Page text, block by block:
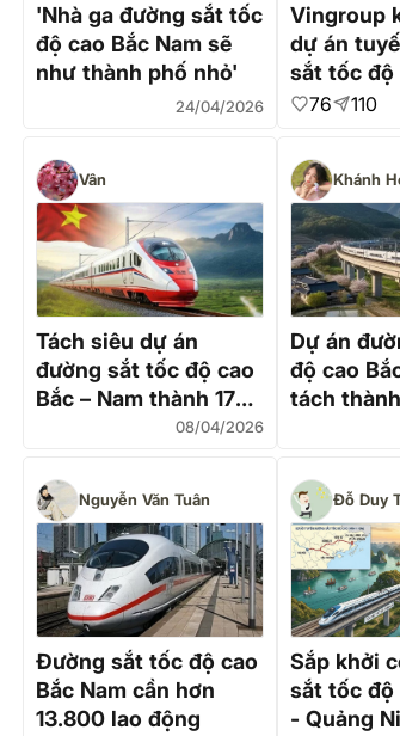
'Nhà ga đường sắt tốc
độ cao Bắc Nam sẽ
như thành phố nhỏ'
24/04/2026
Vingroup
dự án
sắt tốc độ
- Quảng
76 110
Vân
Tách siêu dự án
đường sắt tốc độ cao
Bắc – Nam thành 17
phần: Bước đi mới để
08/04/2026
Khánh
Dự án
độ cao
tách
Nguyễn Văn Tuân
Đường sắt tốc độ cao
Bắc Nam cần hơn
13.800 lao động
Đỗ Duy
Sắp khởi
sắt tốc độ
- Quảng